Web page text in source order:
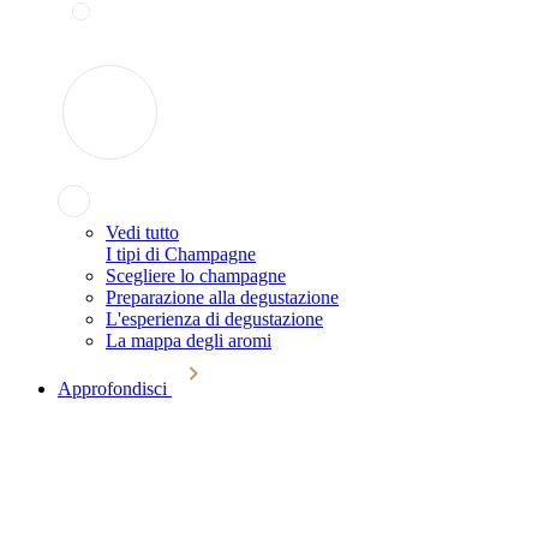
Vedi tutto
I tipi di Champagne
Scegliere lo champagne
Preparazione alla degustazione
L'esperienza di degustazione
La mappa degli aromi
Approfondisci